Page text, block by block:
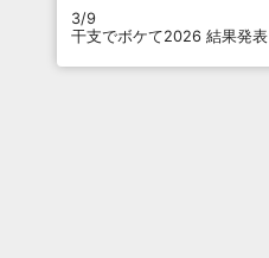
3/9
干支でボケて2026 結果発表